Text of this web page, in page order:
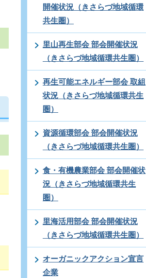
開催状況（きさらづ地域循環
共生圏）
里山再生部会 部会開催状況
（きさらづ地域循環共生圏）
再生可能エネルギー部会 取組
状況（きさらづ地域循環共生
圏）
資源循環部会 部会開催状況
（きさらづ地域循環共生圏）
食・有機農業部会 部会開催状
況（きさらづ地域循環共生
圏）
里海活用部会 部会開催状況
（きさらづ地域循環共生圏）
オーガニックアクション宣言
企業